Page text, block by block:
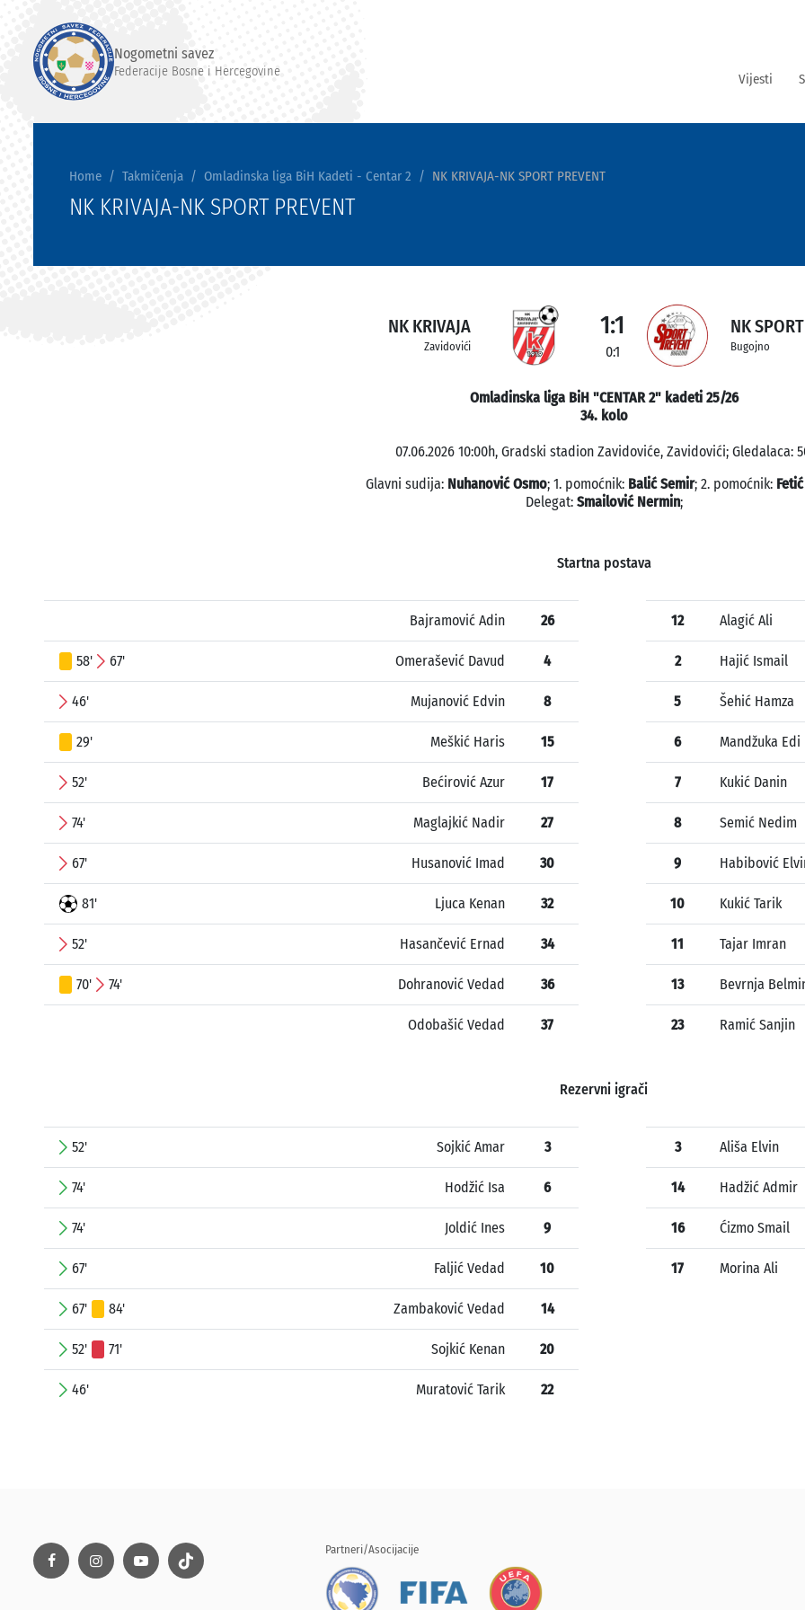
Nogometni savez
Federacije Bosne i Hercegovine Vijesti
Home Takmičenja Omladinska liga BiH Kadeti - Centar 2 NK KRIVAJA-NK SPORT PREVENT
NK KRIVAJA-NK SPORT PREVENT
NK KRIVAJA
Zavidovići
1:1
0:1
NK
Bugojno
Omladinska liga BiH "CENTAR 2" kadeti 25/26
34. kolo
07.06.2026 10:00h, Gradski stadion Zavidoviće, Zavidovići; Gledalaca:
Glavni sudija: Nuhanović Osmo; 1. pomoćnik: Balić Semir; 2. pomoćnik:
Delegat: Smailović Nermin;
Startna postava
Bajramović Adin 26
58' 67' Omerašević Davud 4
46' Mujanović Edvin 8
29' Meškić Haris 15
52' Bećirović Azur 17
74' Maglajkić Nadir 27
67' Husanović Imad 30
81' Ljuca Kenan 32
52' Hasančević Ernad 34
70' 74' Dohranović Vedad 36
Odobašić Vedad 37
12 Alagić Ali
2 Hajić Ismail
5 Šehić Hamza
6 Mandžuka Edi
7 Kukić Danin
8 Semić Nedim
9 Habibović
10 Kukić Tarik
11 Tajar Imran
13 Bevrnja
23 Ramić Sanjin
Rezervni igrači
52' Sojkić Amar 3
74' Hodžić Isa 6
74' Joldić Ines 9
67' Faljić Vedad 10
67' 84' Zambaković Vedad 14
52' 71' Sojkić Kenan 20
46' Muratović Tarik 22
3 Ališa Elvin
14 Hadžić Admir
16 Ćizmo Smail
17 Morina Ali
Partneri/Asocijacije